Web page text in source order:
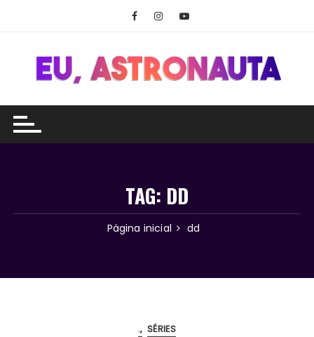
conteúdo
TAG: DD
Página inicial dd
. SÉRIES